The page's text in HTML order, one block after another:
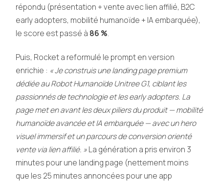
répondu (présentation + vente avec lien affilié, B2C
early adopters, mobilité humanoïde + IA embarquée),
le score est passé à 86 %.
Puis, Rocket a reformulé le prompt en version
enrichie : « Je construis une landing page premium
dédiée au Robot Humanoïde Unitree G1, ciblant les
passionnés de technologie et les early adopters. La
page met en avant les deux piliers du produit — mobilité
humanoïde avancée et IA embarquée — avec un hero
visuel immersif et un parcours de conversion orienté
vente via lien affilié. »La génération a pris environ 3
minutes pour une landing page (nettement moins
que les 25 minutes annoncées pour une app